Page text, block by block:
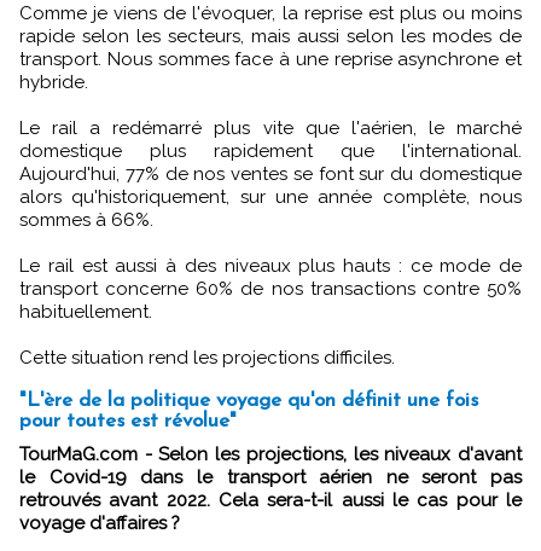
Comme je viens de l'évoquer, la reprise est plus ou moins
rapide selon les secteurs, mais aussi selon les modes de
transport. Nous sommes face à une reprise asynchrone et
hybride.
Le rail a redémarré plus vite que l'aérien, le marché
domestique plus rapidement que l'international.
Aujourd'hui, 77% de nos ventes se font sur du domestique
alors qu'historiquement, sur une année complète, nous
sommes à 66%.
Le rail est aussi à des niveaux plus hauts : ce mode de
transport concerne 60% de nos transactions contre 50%
habituellement.
Cette situation rend les projections difficiles.
"L'ère de la politique voyage qu'on définit une fois
pour toutes est révolue"
TourMaG.com - Selon les projections, les niveaux d'avant
le Covid-19 dans le transport aérien ne seront pas
retrouvés avant 2022. Cela sera-t-il aussi le cas pour le
voyage d'affaires ?